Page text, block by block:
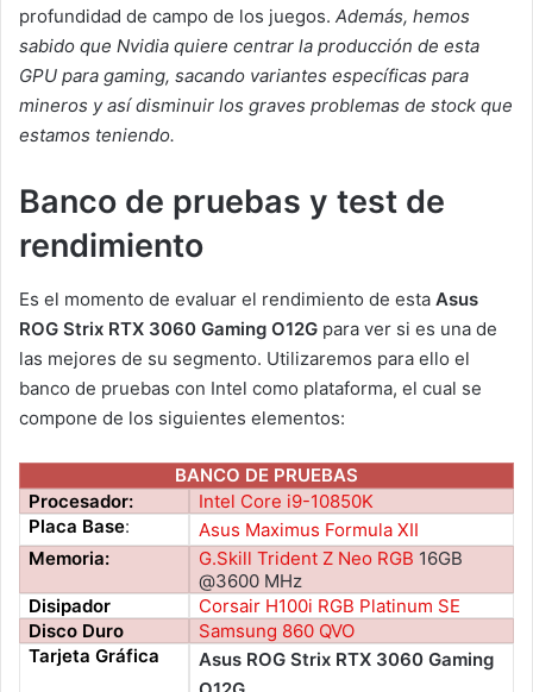
profundidad de campo de los juegos. Además, hemos
sabido que Nvidia quiere centrar la producción de esta
GPU para gaming, sacando variantes específicas para
mineros y así disminuir los graves problemas de stock que
estamos teniendo.
Banco de pruebas y test de
rendimiento
Es el momento de evaluar el rendimiento de esta Asus
ROG Strix RTX 3060 Gaming O12G para ver si es una de
las mejores de su segmento. Utilizaremos para ello el
banco de pruebas con Intel como plataforma, el cual se
compone de los siguientes elementos:
BANCO DE PRUEBAS
Procesador:
Intel Core i9-10850K
Placa Base:
Asus Maximus Formula XII
Memoria:
G.Skill Trident Z Neo RGB 16GB
@3600 MHz
Disipador
Corsair H100i RGB Platinum SE
Disco Duro
Samsung 860 QVO
Tarjeta Gráfica
Asus ROG Strix RTX 3060 Gaming